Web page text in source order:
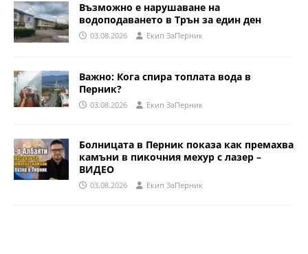
Възможно е нарушаване на
водоподаването в Трън за един ден
03.08.2026 Eкип ЗаПерник
Важно: Кога спира топлата вода в
Перник?
03.08.2026 Eкип ЗаПерник
Болницата в Перник показа как премахва
камъни в пикочния мехур с лазер –
ВИДЕО
03.08.2026 Eкип ЗаПерник